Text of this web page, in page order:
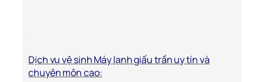
Dịch vụ vệ sinh Máy lạnh giấu trần uy tín và
chuyên môn cao: